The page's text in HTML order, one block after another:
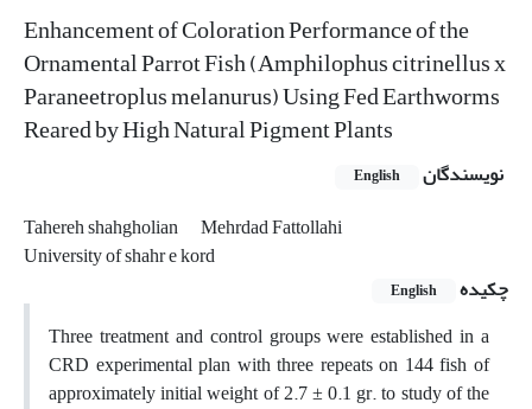
Enhancement of Coloration Performance of the
Ornamental Parrot Fish (Amphilophus citrinellus x
Paraneetroplus melanurus) Using Fed Earthworms
Reared by High Natural Pigment Plants
نویسندگان English
Tahereh shahgholian
Mehrdad Fattollahi
University of shahr e kord
چکیده
English
Three treatment and control groups were established in a
CRD experimental plan with three repeats on 144 fish of
approximately initial weight of 2.7 ± 0.1 gr. to study of the